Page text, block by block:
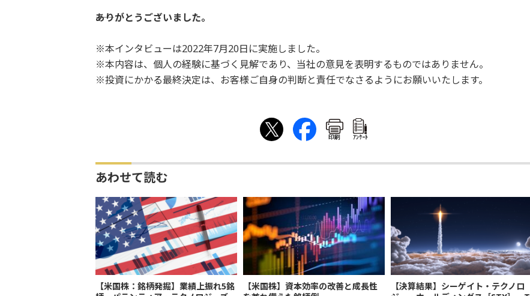
――ありがとうございました。
※本インタビューは2022年7月20日に実施しました。
※本内容は、個人の経験に基づく見解であり、当社の意見を表明するものではありません。
※投資にかかる最終決定は、お客様ご自身の判断と責任でなさるようにお願いいたします。
印刷 ｱﾝｹｰﾄ
あわせて読む
【米国株：銘柄発掘】業績上振れ5銘
【米国株】資本効率の改善と成長性
【決算結果】シーゲイト・テクノロ